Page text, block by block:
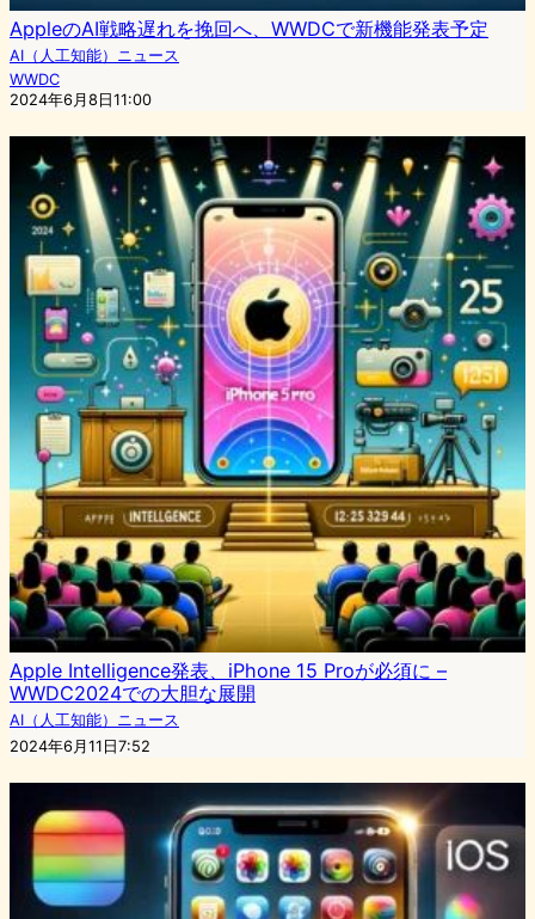
AppleのAI戦略遅れを挽回へ、WWDCで新機能発表予定
AI（人工知能）ニュース
WWDC
2024年6月8日11:00
Apple Intelligence発表、iPhone 15 Proが必須に –
WWDC2024での大胆な展開
AI（人工知能）ニュース
2024年6月11日7:52